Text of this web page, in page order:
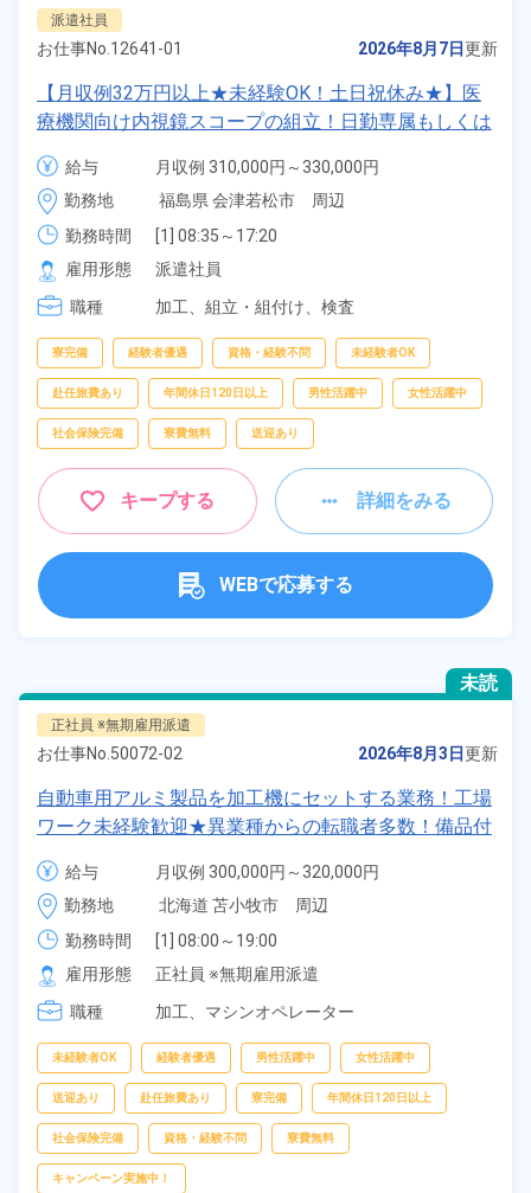
派遣社員
お仕事No. 12641-01 2026年8月7日更新
【月収例32万円以上★未経験OK！土日祝休み★】医
療機関向け内視鏡スコープの組立！日勤専属もしくは
2交替勤務選択可★年間休日120日★ワンルーム寮完
備！通勤ラクラク無料送迎あり◎20代～40代の男女
活躍中！マイカー通勤OK◎無料駐車場あり★赴任旅
費会社負担！日払いあり◎空調完備で快適作業★《福
島県会津若松市》
給与
月収例 310,000円～330,000円
時給 1,600円～1,600円
勤務地
福島県 会津若松市　周辺
勤務時間
[1] 08:35～17:20
[2] 16:55～01:40
[3] 00:30～09:35
雇用形態
派遣社員
職種
加工、 組立・組付け、 検査
寮完備 経験者優遇 資格・経験不問 未経験者OK
赴任旅費あり 年間休日120日以上 男性活躍中 女性活躍中
社会保険完備 寮費無料 送迎あり
キープする 詳細をみる
WEBで応募する
未読
正社員 ※無期雇用派遣
お仕事No. 50072-02 2026年8月3日更新
自動車用アルミ製品を加工機にセットする業務！工場
ワーク未経験歓迎★異業種からの転職者多数！備品付
き1R寮完備＆赴任旅費会社負担◎寮から無料送迎あ
り！年間休日167日！《北海道苫小牧市》
給与
月収例 300,000円～320,000円
給与 228,300円～228,300円
勤務地
北海道 苫小牧市　周辺
勤務時間
[1] 08:00～19:00
[2] 20:00～07:00
雇用形態
正社員 ※無期雇用派遣
職種
加工、 マシンオペレーター
未経験者OK 経験者優遇 男性活躍中 女性活躍中
送迎あり 赴任旅費あり 寮完備 年間休日120日以上
社会保険完備 資格・経験不問 寮費無料
キャンペーン実施中！